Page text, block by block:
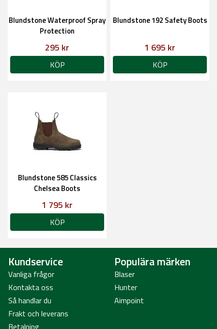
Blundstone Waterproof Spray
Protection
295 kr
KÖP
Blundstone 192 Safety Boots
1 695 kr
KÖP
Blundstone 585 Classics
Chelsea Boots
1 795 kr
KÖP
Kundservice
Vanliga frågor
Kontakta oss
Så handlar du
Frakt och leverans
Betalning
Populära märken
Blaser
Hunter
Aimpoint